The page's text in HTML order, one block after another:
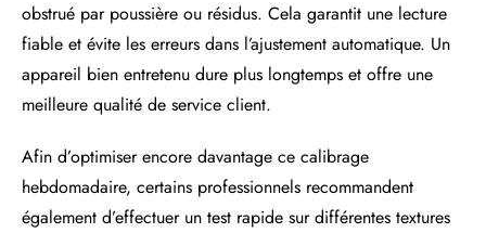
obstrué par poussière ou résidus. Cela garantit une lecture
fiable et évite les erreurs dans l’ajustement automatique. Un
appareil bien entretenu dure plus longtemps et offre une
meilleure qualité de service client.
Afin d’optimiser encore davantage ce calibrage
hebdomadaire, certains professionnels recommandent
également d’effectuer un test rapide sur différentes textures